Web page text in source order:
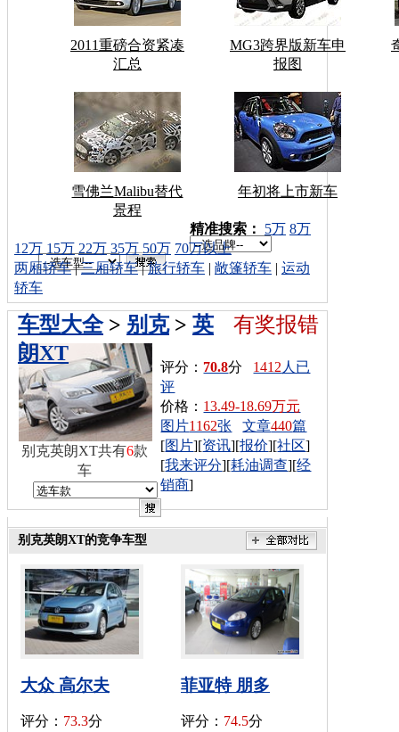
2011重磅合资紧凑
汇总
MG3跨界版新车申
报图
雪佛兰Malibu替代
景程
年初将上市新车
车型搜索：
精准搜索： 5万 8万
12万 15万 22万 35万 50万 70万以上
两厢轿车|三厢轿车|旅行轿车 | 敞篷轿车 | 运动
轿车
有奖报错
车型大全> 别克> 英
朗XT
评分： 70.8分 1412 人已
评
价格： 13.49-18.69万元
图片1162张 文章440篇
[图片][资讯][报价][社区]
[我来评分][耗油调查][经
销商]
别克英朗XT共有6款
车
别克英朗XT的竞争车型
大众 高尔夫
评分： 73.3分
菲亚特 朋多
评分： 74.5分